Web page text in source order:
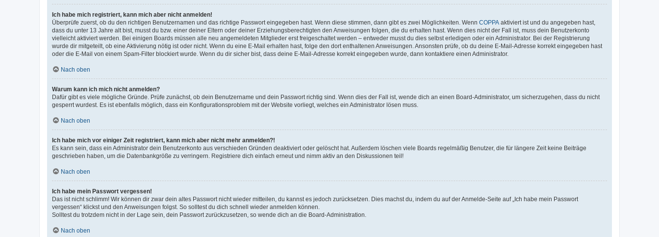
Ich habe mich registriert, kann mich aber nicht anmelden!
Überprüfe zuerst, ob du den richtigen Benutzernamen und das richtige Passwort eingegeben hast. Wenn diese stimmen, dann gibt es zwei Möglichkeiten. Wenn COPPA aktiviert ist und du angegeben hast,
dass du unter 13 Jahre alt bist, musst du bzw. einer deiner Eltern oder deiner Erziehungsberechtigten den Anweisungen folgen, die du erhalten hast. Wenn dies nicht der Fall ist, muss dein Benutzerkonto
vielleicht aktiviert werden. Bei einigen Boards müssen alle neu angemeldeten Mitglieder erst freigeschaltet werden – entweder musst du dies selbst erledigen oder ein Administrator. Bei der Registrierung
wurde dir mitgeteilt, ob eine Aktivierung nötig ist oder nicht. Wenn du eine E-Mail erhalten hast, folge den dort enthaltenen Anweisungen. Ansonsten prüfe, ob du deine E-Mail-Adresse korrekt eingegeben hast
oder die E-Mail von einem Spam-Filter blockiert wurde. Wenn du dir sicher bist, dass deine E-Mail-Adresse korrekt eingegeben wurde, dann kontaktiere einen Administrator.
Nach oben
Warum kann ich mich nicht anmelden?
Dafür gibt es viele mögliche Gründe. Prüfe zunächst, ob dein Benutzername und dein Passwort richtig sind. Wenn dies der Fall ist, wende dich an einen Board-Administrator, um sicherzugehen, dass du nicht
gesperrt wurdest. Es ist ebenfalls möglich, dass ein Konfigurationsproblem mit der Website vorliegt, welches ein Administrator lösen muss.
Nach oben
Ich habe mich vor einiger Zeit registriert, kann mich aber nicht mehr anmelden?!
Es kann sein, dass ein Administrator dein Benutzerkonto aus verschieden Gründen deaktiviert oder gelöscht hat. Außerdem löschen viele Boards regelmäßig Benutzer, die für längere Zeit keine Beiträge
geschrieben haben, um die Datenbankgröße zu verringern. Registriere dich einfach erneut und nimm aktiv an den Diskussionen teil!
Nach oben
Ich habe mein Passwort vergessen!
Das ist nicht schlimm! Wir können dir zwar dein altes Passwort nicht wieder mitteilen, du kannst es jedoch zurücksetzen. Dies machst du, indem du auf der Anmelde-Seite auf „Ich habe mein Passwort
vergessen“ klickst und den Anweisungen folgst. So solltest du dich schnell wieder anmelden können.
Solltest du trotzdem nicht in der Lage sein, dein Passwort zurückzusetzen, so wende dich an die Board-Administration.
Nach oben